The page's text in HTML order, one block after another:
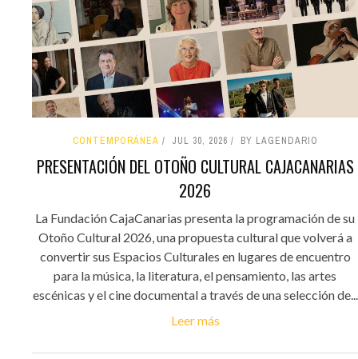
CONTEMPORÁNEA JUL 30, 2026 BY LAGENDARIO
PRESENTACIÓN DEL OTOÑO CULTURAL CAJACANARIAS
2026
La Fundación CajaCanarias presenta la programación de su
Otoño Cultural 2026, una propuesta cultural que volverá a
convertir sus Espacios Culturales en lugares de encuentro
para la música, la literatura, el pensamiento, las artes
escénicas y el cine documental a través de una selección de...
Leer más